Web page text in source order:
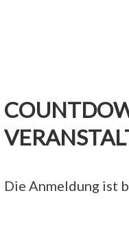
Die Anmeldung ist